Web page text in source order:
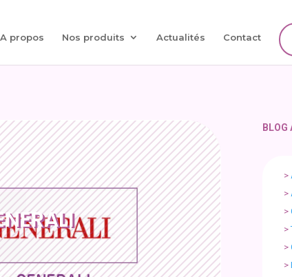
A propos Nos produits Actualités Contact
BLOG
>
>
>
>
>
>